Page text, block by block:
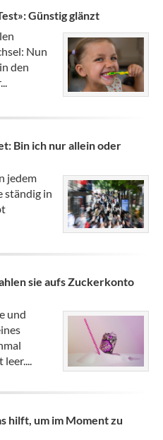
Günstig glänzt
Nun
den
Bin ich nur allein oder
jedem
ständig in
sie aufs Zuckerkonto
und
hilft, um im Moment zu